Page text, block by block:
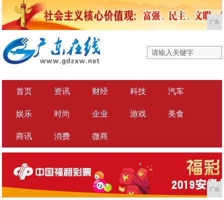
广告
首页 资讯 财经 科技 汽车
娱乐 时尚 企业 游戏 美食
商讯 消费 微商
广告